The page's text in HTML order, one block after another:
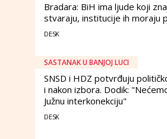
Bradara: BiH ima ljude koji
stvaraju, institucije ih moraju
DESK
SASTANAK U BANJOJ LUCI
SNSD i HDZ potvrđuju
i nakon izbora. Dodik:
Južnu interkonekciju"
DESK